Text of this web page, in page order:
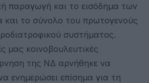
παραγωγή και το εισόδημα των
το σύνολο του πρωτογενούς
συστήματος.
μας κοινοβουλευτικές
της ΝΔ αρνήθηκε να
ενημερώσει επίσημα για τη